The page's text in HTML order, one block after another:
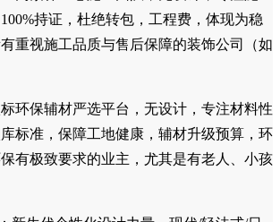
装饰行业人才培养黄埔军校，签单/管理/工
，理论+实操，持续复训，企业内训或个人
业各岗位在职人员或希望入行的新人
：前瞻性建筑与室内设计先锋，二次建筑设
设计与建筑、景观一体化，顶级设计费，
豪层业主，原建筑结构存在硬伤，追求独
高素养匠心施工团队，无设计，专注施工